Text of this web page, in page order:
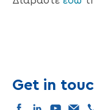
Get in
facebook
linkedin